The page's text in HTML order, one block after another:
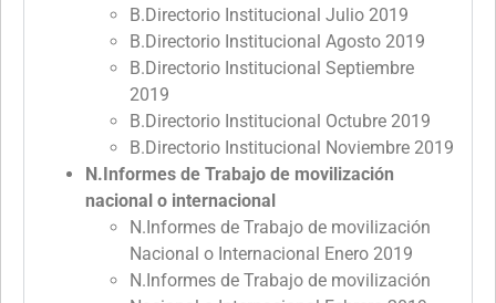
B.Directorio Institucional Julio 2019
B.Directorio Institucional Agosto 2019
B.Directorio Institucional Septiembre
2019
B.Directorio Institucional Octubre 2019
B.Directorio Institucional Noviembre 2019
N.Informes de Trabajo de movilización
nacional o internacional
N.Informes de Trabajo de movilización
Nacional o Internacional Enero 2019
N.Informes de Trabajo de movilización